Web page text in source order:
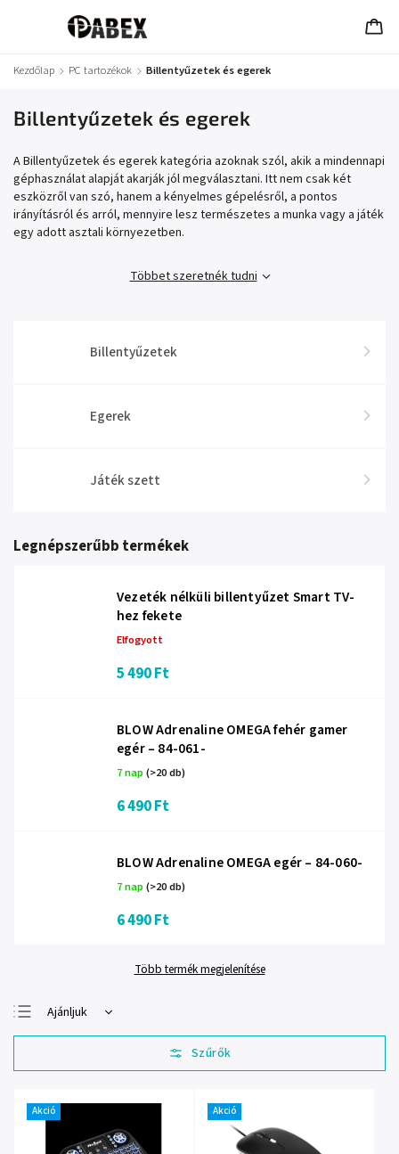
Kezdőlap / PC tartozékok / Billentyűzetek és egerek
Billentyűzetek és egerek
A Billentyűzetek és egerek kategória azoknak szól, akik a mindennapi
géphasználat alapját akarják jól megválasztani. Itt nem csak két
eszközről van szó, hanem a kényelmes gépelésről, a pontos
irányításról és arról, mennyire lesz természetes a munka vagy a játék
egy adott asztali környezetben.
Többet szeretnék tudni
Billentyűzetek
Egerek
Játék szett
Legnépszerűbb termékek
Vezeték nélküli billentyűzet Smart TV-
hez fekete
Elfogyott
5 490 Ft
BLOW Adrenaline OMEGA fehér gamer
egér – 84-061-
7 nap(>20 db)
6 490 Ft
BLOW Adrenaline OMEGA egér – 84-060-
7 nap(>20 db)
6 490 Ft
Több termék megjelenítése
Ajánljuk
Legolcsóbb elöl
Legdrágább
termékek
Akció Akció